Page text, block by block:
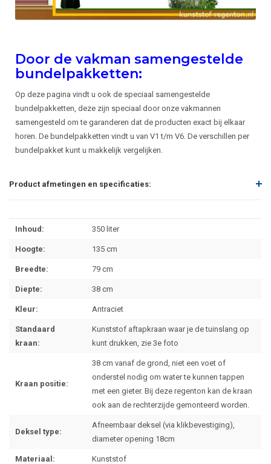
Door de vakman samengestelde
bundelpakketten:
Op deze pagina vindt u ook de speciaal samengestelde
bundelpakketten, deze zijn speciaal door onze vakmannen
samengesteld om te garanderen dat de producten exact bij elkaar
horen. De bundelpakketten vindt u van V1 t/m V6. De verschillen per
bundelpakket kunt u makkelijk vergelijken.
Product afmetingen en specificaties:
Inhoud: 350 liter
Hoogte: 135 cm
Breedte: 79 cm
Diepte: 38 cm
Kleur: Antraciet
Standaard
kraan:
Kunststof aftapkraan waar je de tuinslang op
kunt drukken, zie 3e foto
Kraan positie:
38 cm vanaf de grond, niet een voet of
onderstel nodig om water te kunnen tappen
met een gieter. Bij deze regenton kan de kraan
ook aan de rechterzijde gemonteerd worden.
Deksel type:
Afneembaar deksel (via klikbevestiging),
diameter opening 18cm
Materiaal: Kunststof